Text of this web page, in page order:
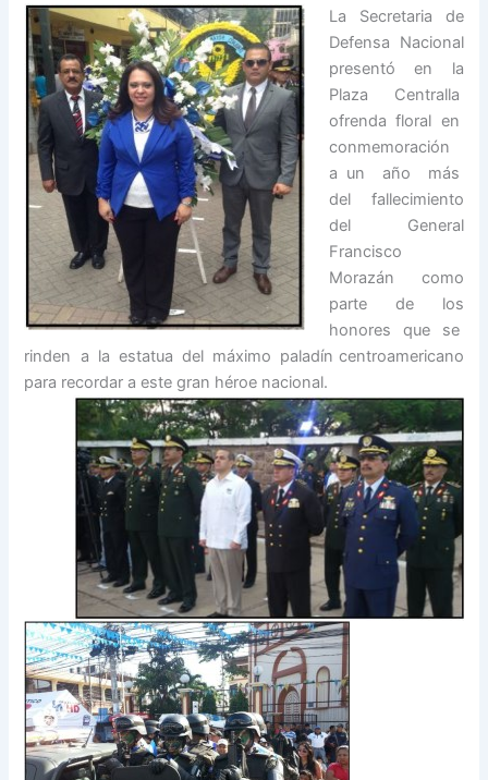
La Secretaria de
Defensa Nacional
presentó en la
Plaza Centralla
ofrenda floral en
conmemoración
a un año más
del fallecimiento
del General
Francisco
Morazán como
parte de los
honores que se
rinden a la estatua del máximo paladín centroamericano
para recordar a este gran héroe nacional.